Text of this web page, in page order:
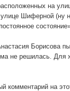
на
Шиферной (ну
Борисова
не решилась.
на